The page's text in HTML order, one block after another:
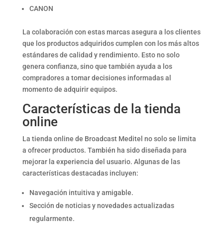
CANON
La colaboración con estas marcas asegura a los clientes
que los productos adquiridos cumplen con los más altos
estándares de calidad y rendimiento. Esto no solo
genera confianza, sino que también ayuda a los
compradores a tomar decisiones informadas al
momento de adquirir equipos.
Características de la tienda
online
La tienda online de Broadcast Meditel no solo se limita
a ofrecer productos. También ha sido diseñada para
mejorar la experiencia del usuario. Algunas de las
características destacadas incluyen:
Navegación intuitiva y amigable.
Sección de noticias y novedades actualizadas
regularmente.